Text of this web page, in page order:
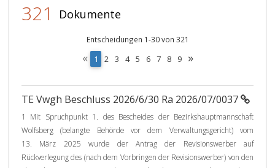
321 Dokumente
Entscheidungen 1-30 von 321
« 1
c
r
t
)
2 3 4 5 6 7 8 9 »
TE Vwgh Beschluss 2026/6/30 Ra 2026/07/0037
1 Mit Spruchpunkt 1. des Bescheides der Bezirkshauptmannschaft
Wolfsberg (belangte Behörde vor dem Verwaltungsgericht) vom
13. März 2025 wurde der Antrag der Revisionswerber auf
Rückverlegung des (nach dem Vorbringen der Revisionswerber) von den